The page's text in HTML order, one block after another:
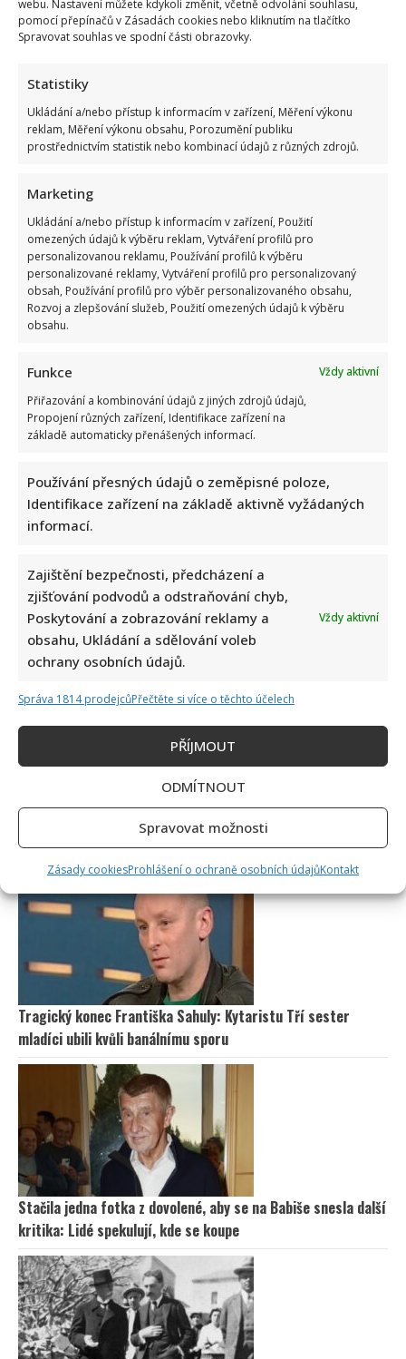
webu. Nastavení můžete kdykoli změnit, včetně odvolání souhlasu,
pomocí přepínačů v Zásadách cookies nebo kliknutím na tlačítko
Spravovat souhlas ve spodní části obrazovky.
Statistiky
Ukládání a/nebo přístup k informacím v zařízení, Měření výkonu
reklam, Měření výkonu obsahu, Porozumění publiku
prostřednictvím statistik nebo kombinací údajů z různých zdrojů.
Marketing
Ukládání a/nebo přístup k informacím v zařízení, Použití
omezených údajů k výběru reklam, Vytváření profilů pro
personalizovanou reklamu, Používání profilů k výběru
personalizované reklamy, Vytváření profilů pro personalizovaný
obsah, Používání profilů pro výběr personalizovaného obsahu,
Rozvoj a zlepšování služeb, Použití omezených údajů k výběru
obsahu.
Funkce
Vždy aktivní
Přiřazování a kombinování údajů z jiných zdrojů údajů,
Propojení různých zařízení, Identifikace zařízení na
základě automaticky přenášených informací.
Používání přesných údajů o zeměpisné poloze,
Identifikace zařízení na základě aktivně vyžádaných
informací.
Zajištění bezpečnosti, předcházení a
zjišťování podvodů a odstraňování chyb,
Poskytování a zobrazování reklamy a
obsahu, Ukládání a sdělování voleb
ochrany osobních údajů.
Vždy aktivní
Správa 1814 prodejcůPřečtěte si více o těchto účelech
PŘÍJMOUT
ODMÍTNOUT
Spravovat možnosti
Zásady cookiesProhlášení o ochraně osobních údajůKontakt
Máte-li jakékoliv dotazy, připomínky nebo náměty na
články, neváhejte nás kontaktovat. Jsme tu pro vás a
E-mail: redakce@jjvgroup.cz
Děkujeme, že jste s námi a že čtete In-Lifestyle.cz!
Tragický konec Františka Sahuly: Kytaristu Tří sester
mladíci ubili kvůli banálnímu sporu
Stačila jedna fotka z dovolené, aby se na Babiše snesla další
kritika: Lidé spekulují, kde se koupe